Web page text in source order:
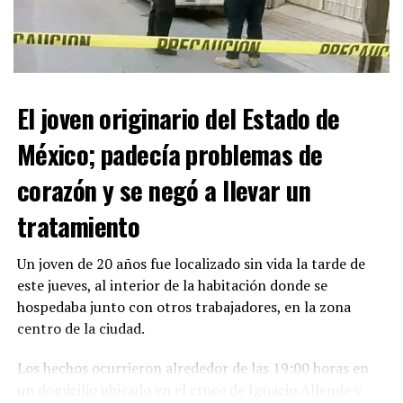
Con Información Tomada de VANGUARDIA
El joven originario del Estado de
México; padecía problemas de
corazón y se negó a llevar un
tratamiento
Un joven de 20 años fue localizado sin vida la tarde de
este jueves, al interior de la habitación donde se
hospedaba junto con otros trabajadores, en la zona
centro de la ciudad.
Los hechos ocurrieron alrededor de las 19:00 horas en